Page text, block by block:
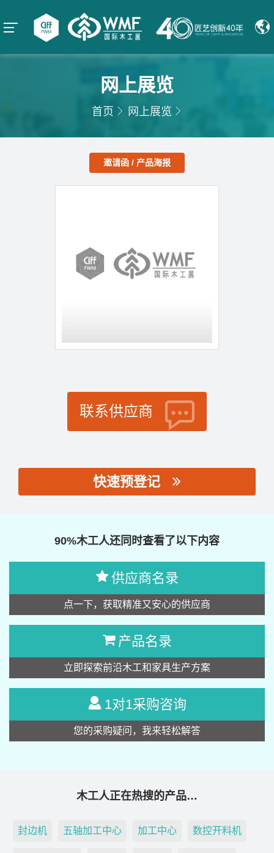
网上展览
首页 网上展览
邀请函 / 产品海报
联系供应商
快速预登记
90%木工人还同时查看了以下内容
供应商名录
点一下，获取精准又安心的供应商
产品名录
立即探索前沿木工和家具生产方案
1对1采购咨询
您的采购疑问，我来轻松解答
木工人正在热搜的产品…
封边机 五轴加工中心 加工中心 数控开料机